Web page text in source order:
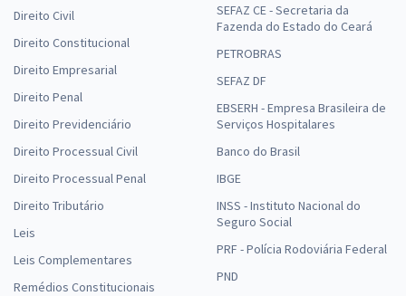
Direito Civil
Direito Constitucional
Direito Empresarial
Direito Penal
Direito Previdenciário
Direito Processual Civil
Direito Processual Penal
Direito Tributário
Leis
Leis Complementares
Remédios Constitucionais
SEFAZ CE - Secretaria da
Fazenda do Estado do Ceará
PETROBRAS
SEFAZ DF
EBSERH - Empresa Brasileira de
Serviços Hospitalares
Banco do Brasil
IBGE
INSS - Instituto Nacional do
Seguro Social
PRF - Polícia Rodoviária Federal
PND